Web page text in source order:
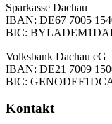
Sparkasse Dachau
IBAN: DE67 7005
BIC:
Volksbank Dachau eG
IBAN: DE21 7009
BIC:
Kontakt